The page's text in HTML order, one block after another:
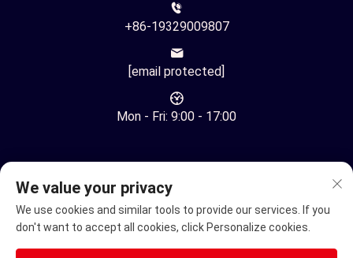
+86-19329009807
[email protected]
Mon - Fri: 9:00 - 17:00
Πνευματικά Δικαιώματα © Ningbo Youhuan Automation
We value your privacy
We use cookies and similar tools to provide our services. If you
don't want to accept all cookies, click Personalize cookies.